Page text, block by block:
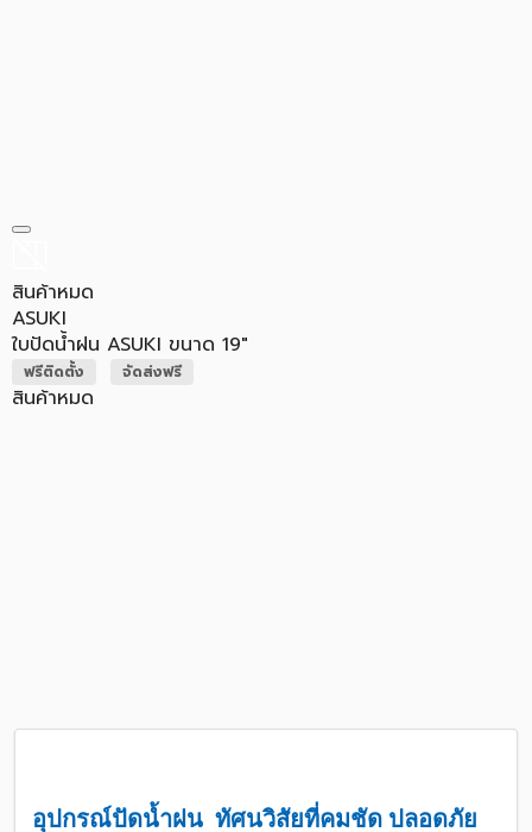
สินค้าหมด
ASUKI
ใบปัดน้ำฝน ASUKI ขนาด 19"
ฟรีติดตั้ง จัดส่งฟรี
สินค้าหมด
อุปกรณ์ปัดน้ำฝน ทัศนวิสัยที่คมชัด ปลอดภัย